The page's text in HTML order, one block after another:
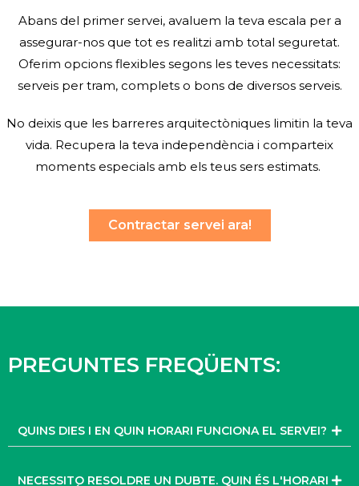
Abans del primer servei, avaluem la teva escala per a
assegurar-nos que tot es realitzi amb total seguretat.
Oferim opcions flexibles segons les teves necessitats:
serveis per tram, complets o bons de diversos serveis.
No deixis que les barreres arquitectòniques limitin la teva
vida. Recupera la teva independència i comparteix
moments especials amb els teus sers estimats.
Contractar servei ara!
PREGUNTES FREQÜENTS:
QUINS DIES I EN QUIN HORARI FUNCIONA EL SERVEI?
NECESSITO RESOLDRE UN DUBTE. QUIN ÉS L'HORARI